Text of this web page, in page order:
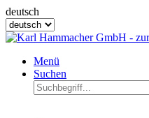
deutsch
Menü
Suchen